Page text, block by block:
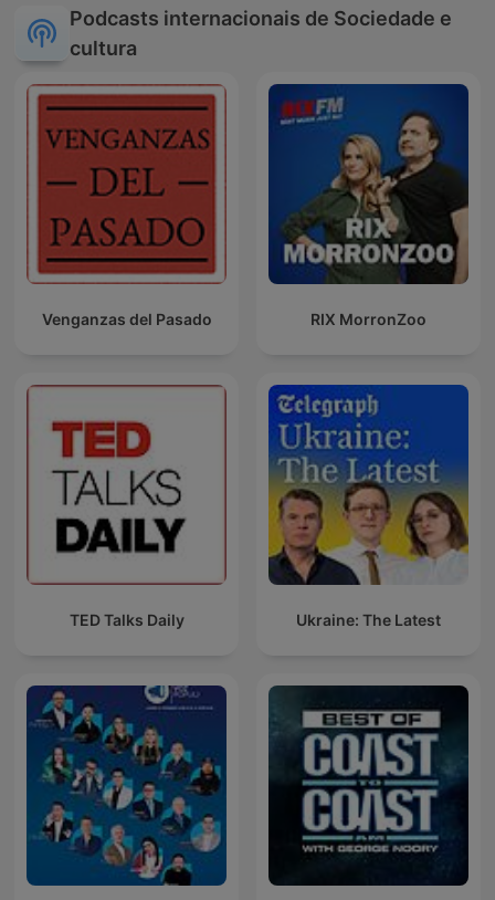
Podcasts internacionais de Sociedade e
cultura
Venganzas del Pasado RIX MorronZoo
TED Talks Daily Ukraine: The Latest